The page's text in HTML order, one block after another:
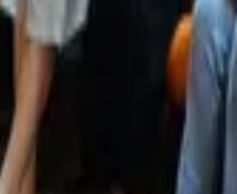
Panelde konuşan Sosyolog Dr.
dikkat çekerek, özellikle kadınların
ilişkin verileri paylaşan Arı, kayıtlı
Türkiye’de ciddi bir ekonomik kriz
durum bir politika tercihi olarak
derin olduğunu kaydeden Arı, barış
yoksulluğun da özel olarak ele